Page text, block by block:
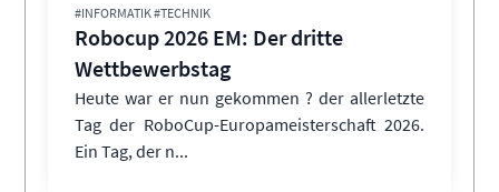
#INFORMATIK #TECHNIK
Robocup 2026 EM: Der dritte
Wettbewerbstag
Heute war er nun gekommen ? der allerletzte
Tag der RoboCup-Europameisterschaft 2026.
Ein Tag, der n...